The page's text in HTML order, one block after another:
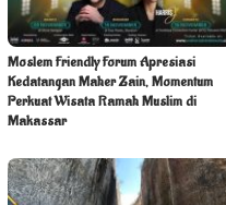
Moslem Friendly Forum Apresiasi
Kedatangan Maher Zain, Momentum
Perkuat Wisata Ramah Muslim di
Makassar